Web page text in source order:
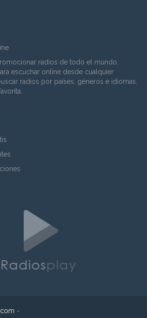
radios de todo el mundo.
escuchar online desde cualquier
radios por países, géneros e idiomas.
~